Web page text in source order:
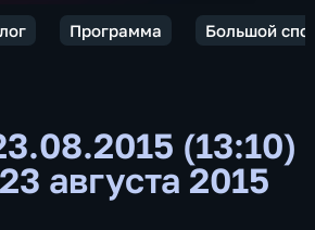
Программа Большой
(13:10)
августа 2015